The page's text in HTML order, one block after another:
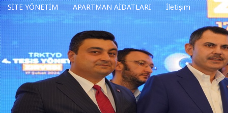
SİTE YÖNETİM APARTMAN AİDATLARI İletişim